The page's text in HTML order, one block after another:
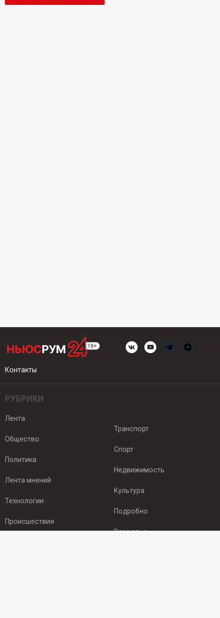
Контакты
РУБРИКИ
Лента
Общество
Политика
Лента мнений
Технологии
Происшествия
Транспорт
Спорт
Недвижимость
Культура
Подробно
Здоровье